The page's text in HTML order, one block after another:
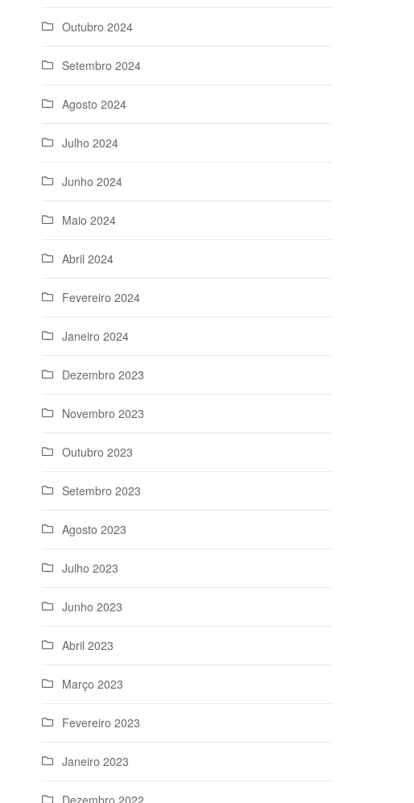
Outubro 2024
Setembro 2024
Agosto 2024
Julho 2024
Junho 2024
Maio 2024
Abril 2024
Fevereiro 2024
Janeiro 2024
Dezembro 2023
Novembro 2023
Outubro 2023
Setembro 2023
Agosto 2023
Julho 2023
Junho 2023
Abril 2023
Março 2023
Fevereiro 2023
Janeiro 2023
Dezembro 2022